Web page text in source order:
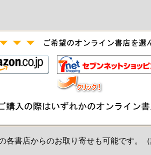
各書店からのお取り寄せも可能です。